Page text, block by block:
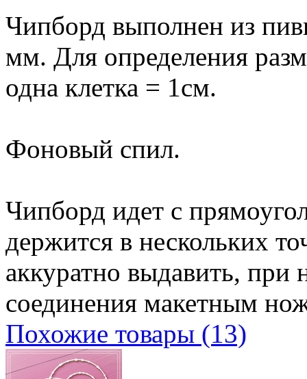
Чипборд выполнен из
мм. Для определения
одна клетка = 1см.
Фоновый спил.
Чипборд идет с
держится в нескольких
аккуратно выдавить, при
соединения макетным
Похожие товары (13)